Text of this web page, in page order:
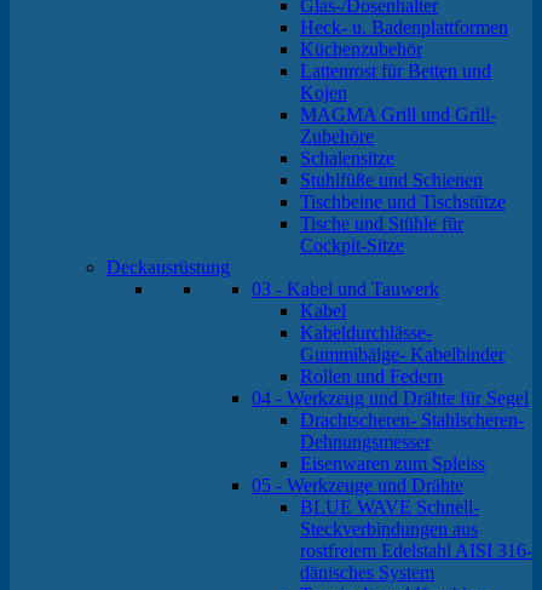
Glas-/Dosenhalter
Heck- u. Badenplattformen
Küchenzubehör
Lattenrost für Betten und
Kojen
MAGMA Grill und Grill-
Zubehöre
Schalensitze
Stuhlfüße und Schienen
Tischbeine und Tischstütze
Tische und Stühle für
Cockpit-Sitze
Deckausrüstung
03 - Kabel und Tauwerk
Kabel
Kabeldurchlässe-
Gummibälge- Kabelbinder
Rollen und Federn
04 - Werkzeug und Drähte für Segel
Drachtscheren- Stahlscheren-
Dehnungsmesser
Eisenwaren zum Spleiss
05 - Werkzeuge und Drähte
BLUE WAVE Schnell-
Steckverbindungen aus
rostfreiem Edelstahl AISI 316-
dänisches System